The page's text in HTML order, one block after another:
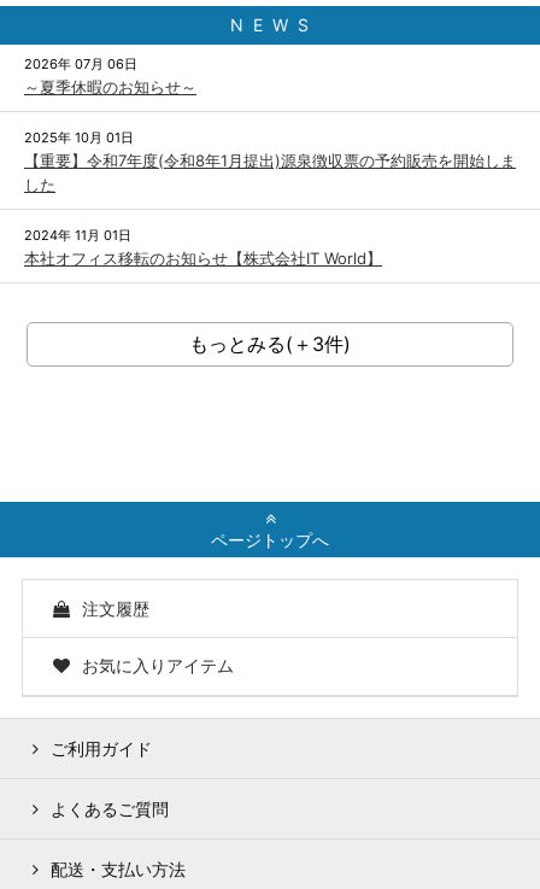
N E W S
2026年 07月 06日
～夏季休暇のお知らせ～
2025年 10月 01日
【重要】令和7年度(令和8年1月提出)源泉徴収票の予約販売を開始しま
した
2024年 11月 01日
本社オフィス移転のお知らせ【株式会社IT World】
もっとみる(＋3件)
ページトップへ
注文履歴
お気に入りアイテム
ご利用ガイド
よくあるご質問
配送・支払い方法